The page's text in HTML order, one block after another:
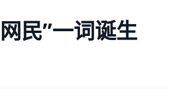
民”一词诞生